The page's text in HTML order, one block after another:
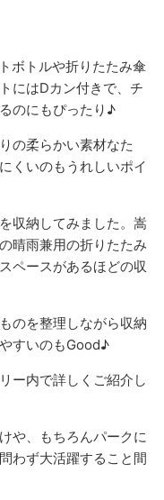
ボトルや折りたたみ傘
にはDカン付きで、チ
のにもぴったり♪
の柔らかい素材なた
くいのもうれしいポイ
収納してみました。嵩
晴雨兼用の折りたたみ
ペースがあるほどの収
のを整理しながら収納
すいのもGood♪
ー内で詳しくご紹介し
や、もちろんパークに
わず大活躍すること間